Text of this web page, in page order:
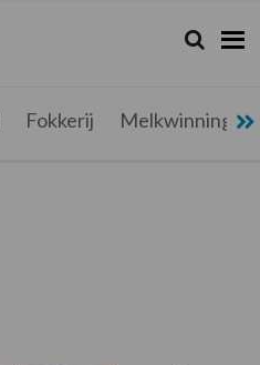
Zoeken...
Zoek
Fokkerij Melkwinning